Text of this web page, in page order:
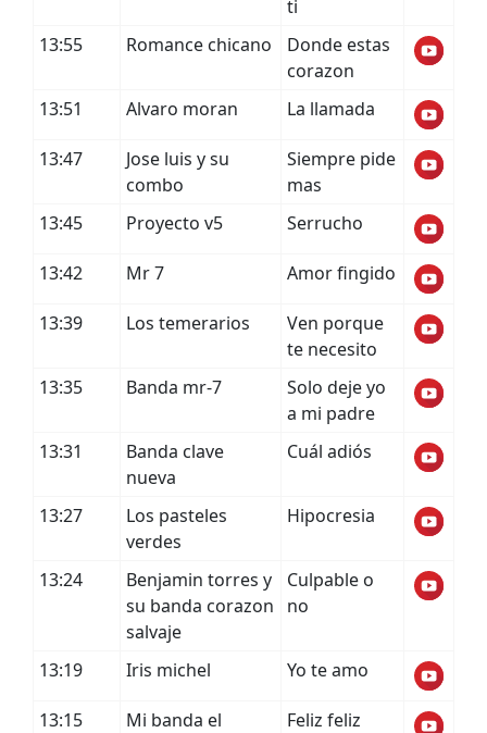
ti
13:55
Romance chicano
Donde estas
corazon
13:51
Alvaro moran La llamada
13:47
Jose luis y su
combo
Siempre pide
mas
13:45
Proyecto v5 Serrucho
13:42 Mr 7 Amor fingido
13:39 Los temerarios
Ven porque
te necesito
13:35
Banda mr-7
Solo deje yo
a mi padre
13:31
Banda clave
nueva
Cuál adiós
13:27
Los pasteles
verdes
Hipocresia
13:24
Benjamin torres y
su banda corazon
salvaje
Culpable o
no
13:19 Iris michel Yo te amo
13:15
Mi banda el
Feliz feliz